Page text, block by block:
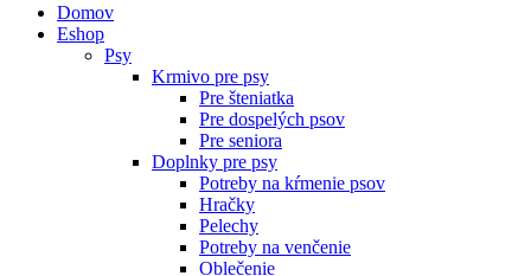
Domov
Eshop
Psy
Krmivo pre psy
Pre šteniatka
Pre dospelých psov
Pre seniora
Doplnky pre psy
Potreby na kŕmenie psov
Hračky
Pelechy
Potreby na venčenie
Oblečenie